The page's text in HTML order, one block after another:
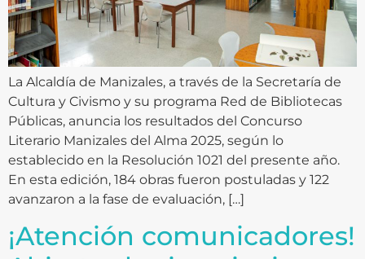
La Alcaldía de Manizales, a través de la Secretaría de
Cultura y Civismo y su programa Red de Bibliotecas
Públicas, anuncia los resultados del Concurso
Literario Manizales del Alma 2025, según lo
establecido en la Resolución 1021 del presente año.
En esta edición, 184 obras fueron postuladas y 122
avanzaron a la fase de evaluación, […]
¡Atención comunicadores!